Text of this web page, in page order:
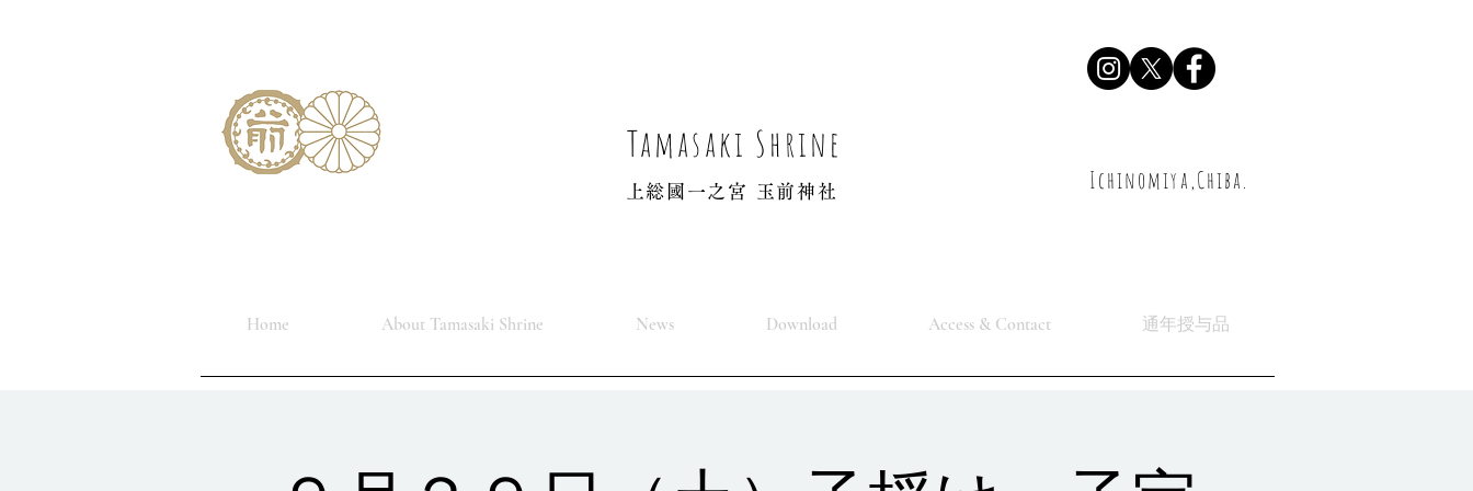
Tamasaki Shrine
上総國一之宮 玉前神社 Ichinomiya,Chiba.
Home About Tamasaki Shrine News Download Access & Contact 通年授与品